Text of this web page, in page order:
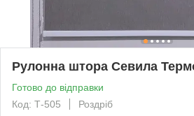
Рулонна штора Севила
Готово до відправки
Код: Т-505
Роздріб